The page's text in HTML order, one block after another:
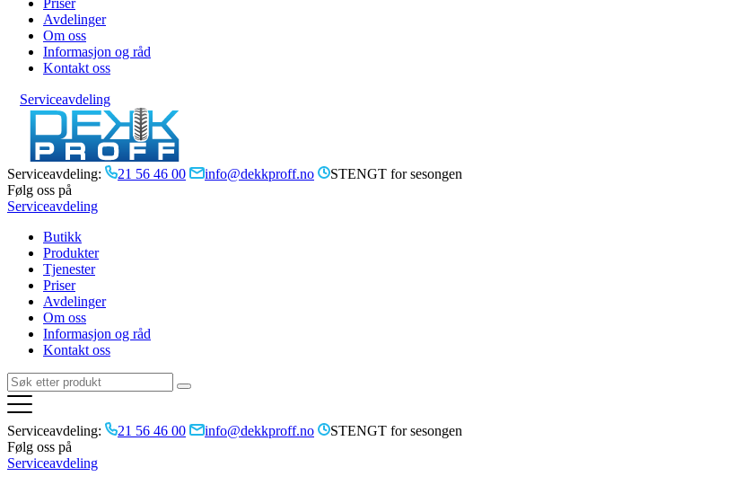
Priser
Avdelinger
Om oss
Informasjon og råd
Kontakt oss
Serviceavdeling
Serviceavdeling: 21 56 46 00 info@dekkproff.no
STENGT for sesongen
Følg oss på
Serviceavdeling
Butikk
Produkter
Tjenester
Priser
Avdelinger
Om oss
Informasjon og råd
Kontakt oss
Serviceavdeling: 21 56 46 00 info@dekkproff.no
STENGT for sesongen
Følg oss på
Serviceavdeling